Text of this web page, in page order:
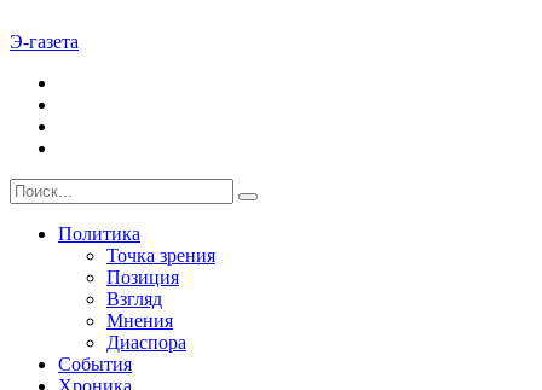
Э-газета
Политика
Точка зрения
Позиция
Взгляд
Мнения
Диаспора
События
Хроника